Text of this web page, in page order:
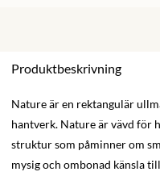
Produktbeskrivning
Nature är en rektangulär
hantverk. Nature är vävd för
struktur som påminner om
mysig och ombonad känsla